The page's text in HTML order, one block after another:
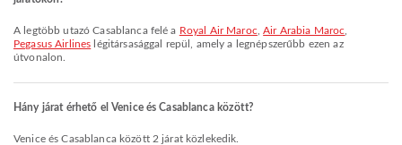
A legtöbb utazó Casablanca felé a Royal Air Maroc ,Air Arabia Maroc
Pegasus Airlines légitársasággal repül, amely a legnépszerűbb ezen az
útvonalon.
Hány járat érhető el Venice és Casablanca között?
Venice és Casablanca között 2 járat közlekedik.